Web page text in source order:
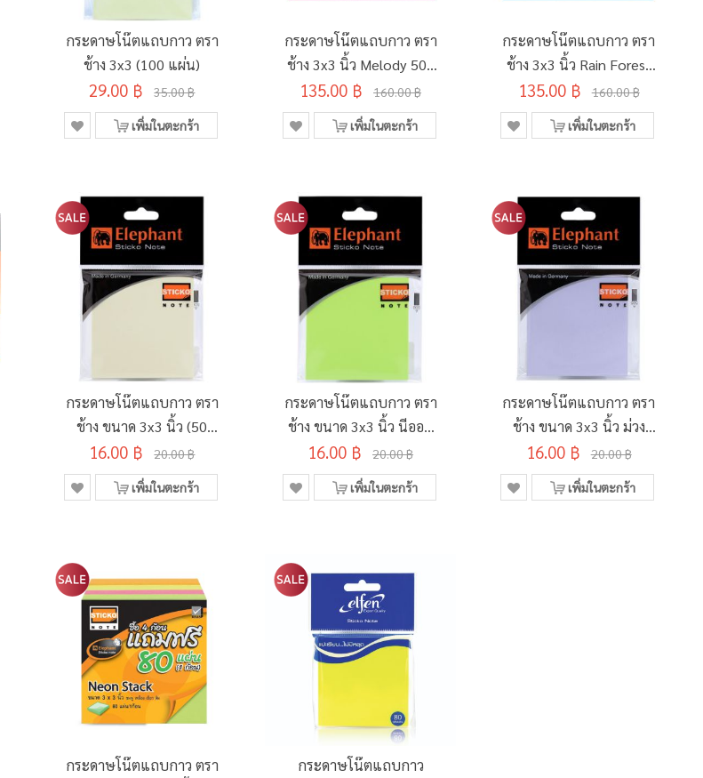
กระดาษโน๊ตแถบกาว ตรา
ช้าง 3x3 (100 แผ่น)
29.00 ฿ 35.00 ฿
เพิ่มในตะกร้า
กระดาษโน๊ตแถบกาว ตรา
ช้าง 3x3 นิ้ว Melody 500
แผ่น
135.00 ฿ 160.00 ฿
เพิ่มในตะกร้า
กระดาษโน๊ตแถบกาว ตรา
ช้าง 3x3 นิ้ว Rain Forest
460 แผ่น
135.00 ฿ 160.00 ฿
เพิ่มในตะกร้า
กระดาษโน๊ตแถบกาว ตรา
ช้าง ขนาด 3x3 นิ้ว (50
แผ่น)
16.00 ฿ 20.00 ฿
เพิ่มในตะกร้า
กระดาษโน๊ตแถบกาว ตรา
ช้าง ขนาด 3x3 นิ้ว นีออน
(40 แผ่น)
16.00 ฿ 20.00 ฿
เพิ่มในตะกร้า
กระดาษโน๊ตแถบกาว ตรา
ช้าง ขนาด 3x3 นิ้ว ม่วง
(50 แผ่น)
16.00 ฿ 20.00 ฿
เพิ่มในตะกร้า
กระดาษโน๊ตแถบกาว ตรา
กระดาษโน๊ตแถบกาว